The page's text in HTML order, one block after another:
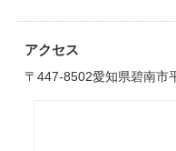
アクセス
〒447-8502愛知県碧南市